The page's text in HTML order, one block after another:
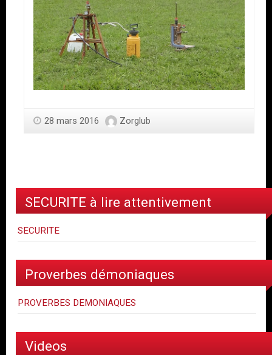
28 mars 2016 Zorglub
SECURITE à lire attentivement
SECURITE
Proverbes démoniaques
PROVERBES DEMONIAQUES
Videos